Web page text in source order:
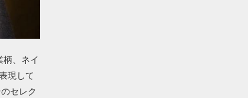
柄、ネイ
現して
セレク